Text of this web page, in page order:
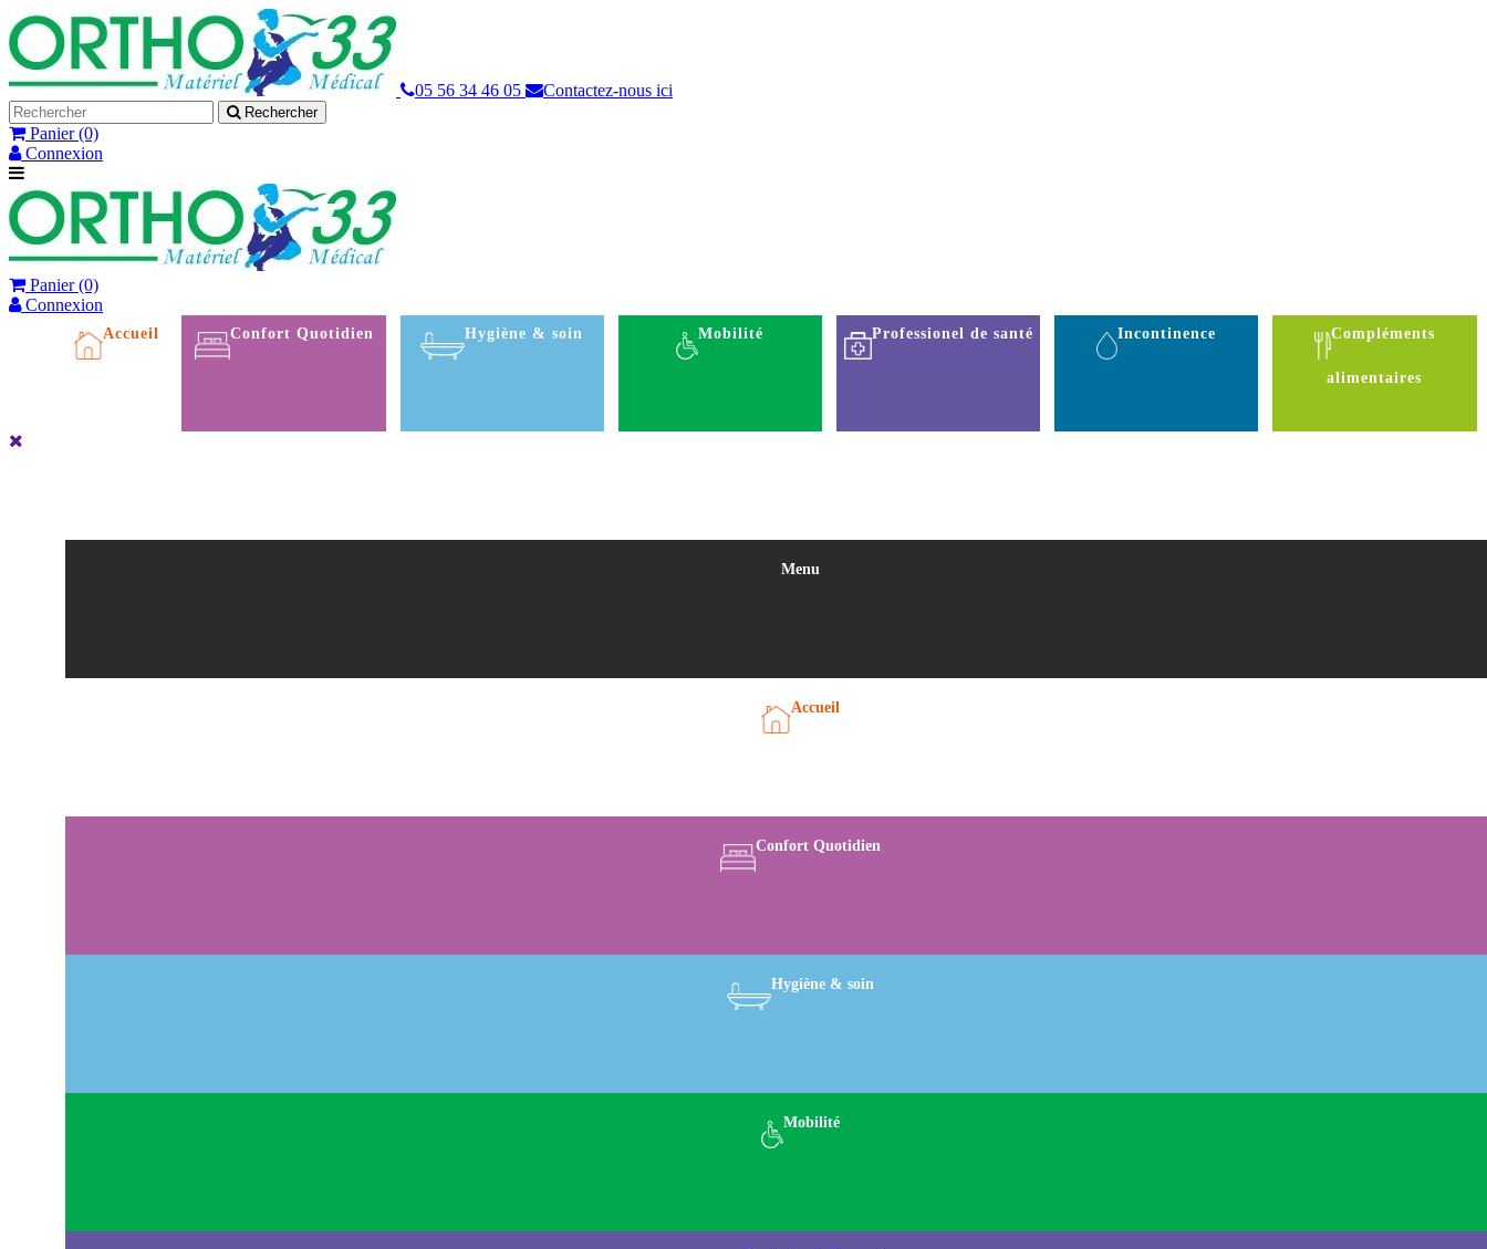
05 56 34 46 05 Contactez-nous ici
Rechercher
Panier (0)
Connexion
Panier (0)
Connexion
Accueil Confort Quotidien Hygiène & soin Mobilité Professionel de santé Incontinence Compléments
alimentaires
Menu
Accueil
Confort Quotidien
Hygiène & soin
Mobilité